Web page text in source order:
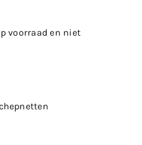
voorraad en niet